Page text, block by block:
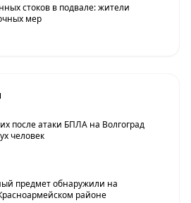
стоков в подвале: жители
мер
после атаки БПЛА на Волгоград
человек
предмет обнаружили на
районе